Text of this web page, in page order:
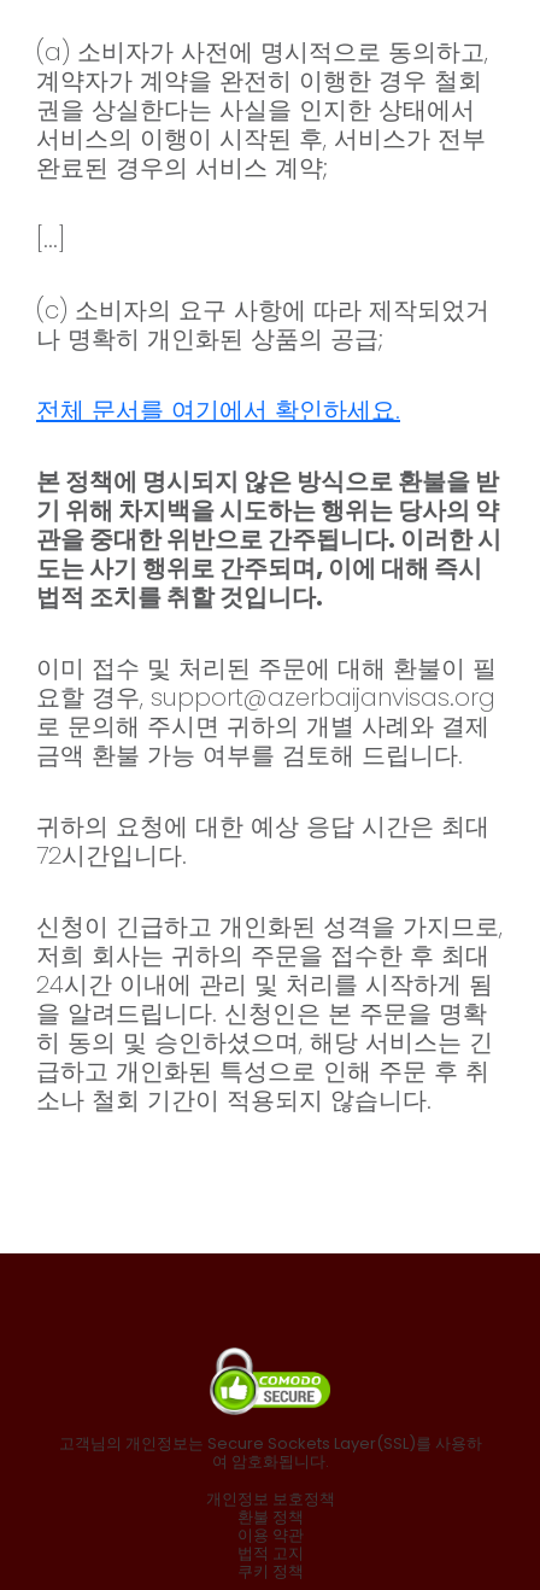
(a) 소비자가 사전에 명시적으로 동의하고,
계약자가 계약을 완전히 이행한 경우 철회
권을 상실한다는 사실을 인지한 상태에서
서비스의 이행이 시작된 후, 서비스가 전부
완료된 경우의 서비스 계약;
[...]
(c) 소비자의 요구 사항에 따라 제작되었거
나 명확히 개인화된 상품의 공급;
전체 문서를 여기에서 확인하세요.
본 정책에 명시되지 않은 방식으로 환불을 받
기 위해 차지백을 시도하는 행위는 당사의 약
관을 중대한 위반으로 간주됩니다. 이러한 시
도는 사기 행위로 간주되며, 이에 대해 즉시
법적 조치를 취할 것입니다.
이미 접수 및 처리된 주문에 대해 환불이 필
요할 경우, support@azerbaijanvisas.org
로 문의해 주시면 귀하의 개별 사례와 결제
금액 환불 가능 여부를 검토해 드립니다.
귀하의 요청에 대한 예상 응답 시간은 최대
72시간입니다.
신청이 긴급하고 개인화된 성격을 가지므로,
저희 회사는 귀하의 주문을 접수한 후 최대
24시간 이내에 관리 및 처리를 시작하게 됨
을 알려드립니다. 신청인은 본 주문을 명확
히 동의 및 승인하셨으며, 해당 서비스는 긴
급하고 개인화된 특성으로 인해 주문 후 취
소나 철회 기간이 적용되지 않습니다.
고객님의 개인정보는 Secure Sockets Layer(SSL)를 사용하
여 암호화됩니다.
개인정보 보호정책
환불 정책
이용 약관
법적 고지
쿠키 정책